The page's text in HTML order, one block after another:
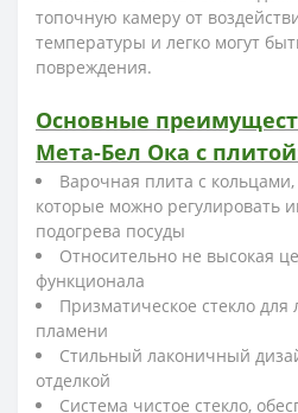
топочную камеру от
температуры и легко могут
повреждения.
Основные
Мета-Бел Ока с
Варочная плита с
которые можно регулировать
подогрева посуды
Относительно не высокая
функционала
Призматическое стекло для
пламени
Стильный лаконичный
отделкой
Система чистое стекло,